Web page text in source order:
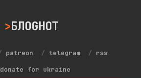
БЛОGНОТ
patreon telegram
rss
donate for ukraine